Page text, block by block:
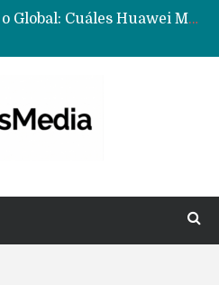
Data Centers de Huawei en Chile, México, Brasil,Perú y Argentina podrían verse afectados por arremetida de EE.UU